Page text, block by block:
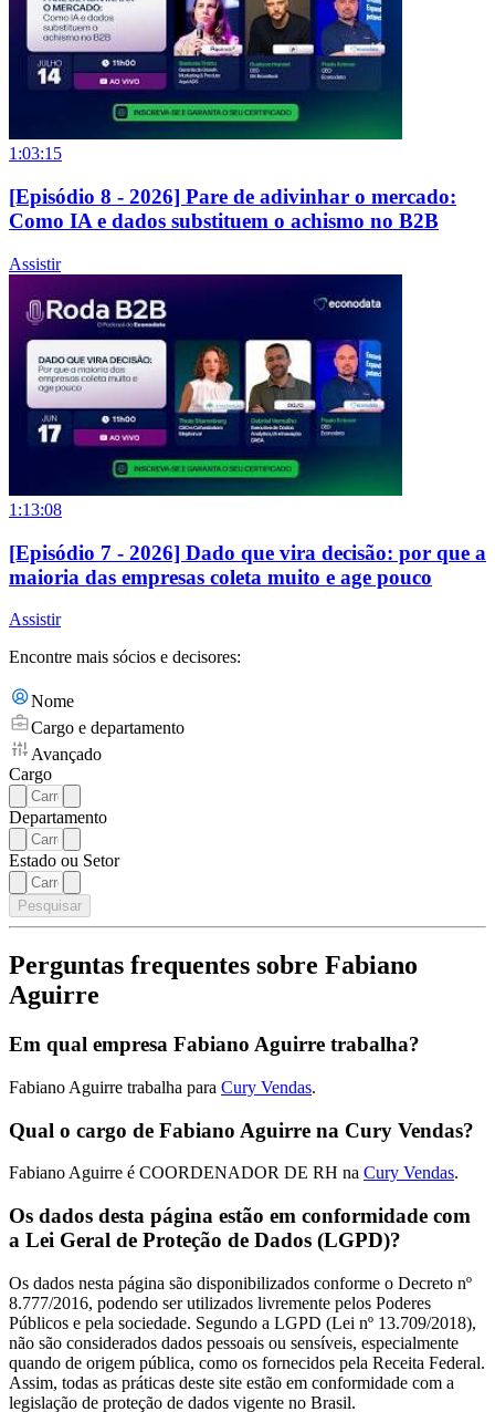
1:03:15
[Episódio 8 - 2026] Pare de adivinhar o mercado:
Como IA e dados substituem o achismo no B2B
Assistir
1:13:08
[Episódio 7 - 2026] Dado que vira decisão: por que a
maioria das empresas coleta muito e age pouco
Assistir
Encontre mais sócios e decisores:
Nome
Cargo e departamento
Avançado
Cargo
Departamento
Estado ou Setor
Pesquisar
Perguntas frequentes sobre Fabiano
Aguirre
Em qual empresa Fabiano Aguirre trabalha?
Fabiano Aguirre trabalha para Cury Vendas.
Qual o cargo de Fabiano Aguirre na Cury Vendas?
Fabiano Aguirre é COORDENADOR DE RH na Cury Vendas.
Os dados desta página estão em conformidade com
a Lei Geral de Proteção de Dados (LGPD)?
Os dados nesta página são disponibilizados conforme o Decreto nº
8.777/2016, podendo ser utilizados livremente pelos Poderes
Públicos e pela sociedade. Segundo a LGPD (Lei nº 13.709/2018),
não são considerados dados pessoais ou sensíveis, especialmente
quando de origem pública, como os fornecidos pela Receita Federal.
Assim, todas as práticas deste site estão em conformidade com a
legislação de proteção de dados vigente no Brasil.